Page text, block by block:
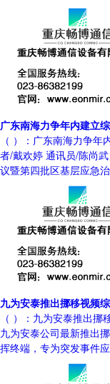
广东南海力争年内建立
（ ）：广东南海力争
者/戴欢婷 通讯员/陈尚
议暨第四批区基层应急
九为安泰推出挪移视频
（ ）：九为安泰推出
九为安泰公司最新推出
挥终端，专为突发事件